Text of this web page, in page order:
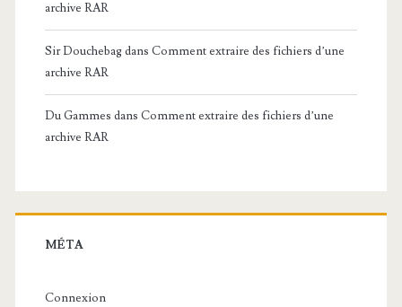
archive RAR
Sir Douchebagdans Comment extraire des fichiers d’une
archive RAR
Du Gammes dans Comment extraire des fichiers d’une
archive RAR
MÉTA
Connexion